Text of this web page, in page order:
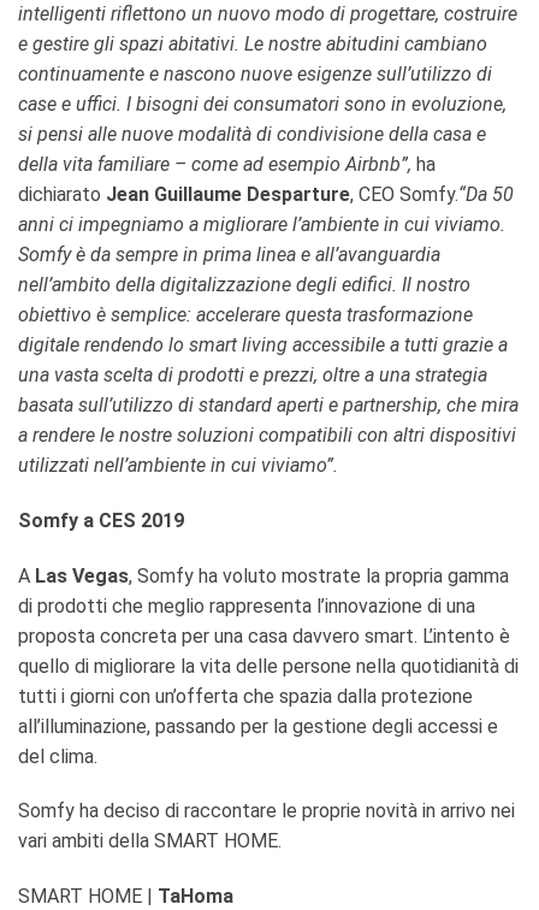
intelligenti riflettono un nuovo modo di progettare, costruire
e gestire gli spazi abitativi. Le nostre abitudini cambiano
continuamente e nascono nuove esigenze sull’utilizzo di
case e uffici. I bisogni dei consumatori sono in evoluzione,
si pensi alle nuove modalità di condivisione della casa e
della vita familiare – come ad esempio Airbnb”, ha
dichiarato Jean Guillaume Desparture, CEO Somfy.“Da 50
anni ci impegniamo a migliorare l’ambiente in cui viviamo.
Somfy è da sempre in prima linea e all’avanguardia
nell’ambito della digitalizzazione degli edifici. Il nostro
obiettivo è semplice: accelerare questa trasformazione
digitale rendendo lo smart living accessibile a tutti grazie a
una vasta scelta di prodotti e prezzi, oltre a una strategia
basata sull’utilizzo di standard aperti e partnership, che mira
a rendere le nostre soluzioni compatibili con altri dispositivi
utilizzati nell’ambiente in cui viviamo”.
Somfy a CES 2019
A Las Vegas, Somfy ha voluto mostrate la propria gamma
di prodotti che meglio rappresenta l’innovazione di una
proposta concreta per una casa davvero smart. L’intento è
quello di migliorare la vita delle persone nella quotidianità di
tutti i giorni con un’offerta che spazia dalla protezione
all’illuminazione, passando per la gestione degli accessi e
del clima.
Somfy ha deciso di raccontare le proprie novità in arrivo nei
vari ambiti della SMART HOME.
SMART HOME | TaHoma